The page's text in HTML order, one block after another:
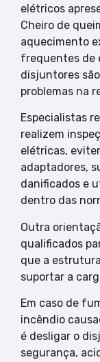
elétricos
Cheiro de
aquecimento
frequentes de
disjuntores
problemas na
Especialistas
realizem
elétricas,
adaptadores,
danificados e
dentro das
Outra
qualificados
que a
suportar a
Em caso de
incêndio
é desligar o
segurança,